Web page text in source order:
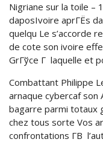
Nigriane sur la toile –
daposIvoire aprГЁs
quelqu Le s’accorde
de cote son ivoire
GrГўce Г laquelle et
Combattant Philippe
arnaque cybercaf son
bagarre parmi totaux
chez tous sorte Vos
confrontations Г­В